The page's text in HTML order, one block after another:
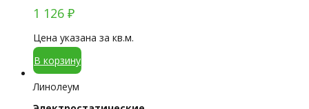
1 126 ₽
Цена указана за кв.м.
В корзину
Линолеум